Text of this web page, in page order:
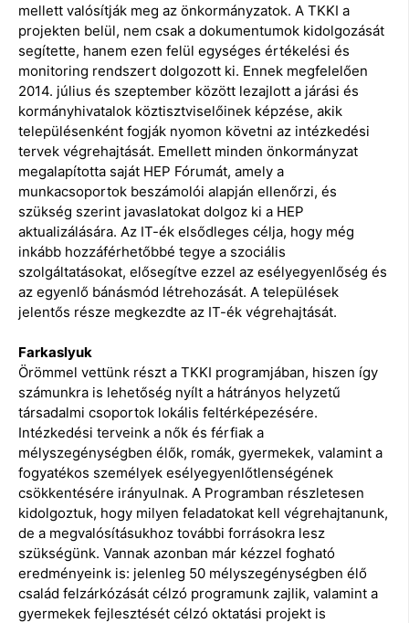
mellett valósítják meg az önkormányzatok. A TKKI a
projekten belül, nem csak a dokumentumok kidolgozását
segítette, hanem ezen felül egységes értékelési és
monitoring rendszert dolgozott ki. Ennek megfelelően
2014. július és szeptember között lezajlott a járási és
kormányhivatalok köztisztviselőinek képzése, akik
településenként fogják nyomon követni az intézkedési
tervek végrehajtását. Emellett minden önkormányzat
megalapította saját HEP Fórumát, amely a
munkacsoportok beszámolói alapján ellenőrzi, és
szükség szerint javaslatokat dolgoz ki a HEP
aktualizálására. Az IT-ék elsődleges célja, hogy még
inkább hozzáférhetőbbé tegye a szociális
szolgáltatásokat, elősegítve ezzel az esélyegyenlőség és
az egyenlő bánásmód létrehozását. A települések
jelentős része megkezdte az IT-ék végrehajtását.
Farkaslyuk
Örömmel vettünk részt a TKKI programjában, hiszen így
számunkra is lehetőség nyílt a hátrányos helyzetű
társadalmi csoportok lokális feltérképezésére.
Intézkedési terveink a nők és férfiak a
mélyszegénységben élők, romák, gyermekek, valamint a
fogyatékos személyek esélyegyenlőtlenségének
csökkentésére irányulnak. A Programban részletesen
kidolgoztuk, hogy milyen feladatokat kell végrehajtanunk,
de a megvalósításukhoz további forrásokra lesz
szükségünk. Vannak azonban már kézzel fogható
eredményeink is: jelenleg 50 mélyszegénységben élő
család felzárkózását célzó programunk zajlik, valamint a
gyermekek fejlesztését célzó oktatási projekt is